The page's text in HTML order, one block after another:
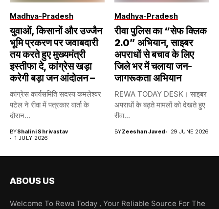
Madhya-Pradesh
युवाओं, किसानों और उज्जैन
भूमि प्रकरण पर जवाबदारी
तय करते हुए मुख्यमंत्री
इस्तीफा दे, कांग्रेस खड़ा
करेगी बड़ा जन आंदोलन –
कांग्रेस कार्यसमिति सदस्य कमलेश्वर
पटेल ने रीवा में पत्रकार वार्ता के
दौरान...
BYShalini Shrivastav
1 JULY 2026
Madhya-Pradesh
रीवा पुलिस का “सेफ क्लिक
2.0” अभियान, साइबर
अपराधों से बचाव के लिए
जिले भर में चलाया जन-
जागरूकता अभियान
REWA TODAY DESK। साइबर
अपराधों के बढ़ते मामलों को देखते हुए
रीवा...
BYZeeshan Javed 29 JUNE 2026
ABOUS US
Welcome To Rewa Today , Your Reliable Source For The